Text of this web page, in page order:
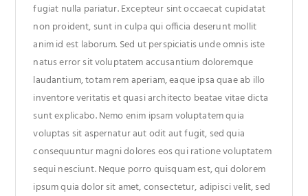
fugiat nulla pariatur. Excepteur sint occaecat cupidatat
non proident, sunt in culpa qui officia deserunt mollit
anim id est laborum. Sed ut perspiciatis unde omnis iste
natus error sit voluptatem accusantium doloremque
laudantium, totam rem aperiam, eaque ipsa quae ab illo
inventore veritatis et quasi architecto beatae vitae dicta
sunt explicabo. Nemo enim ipsam voluptatem quia
voluptas sit aspernatur aut odit aut fugit, sed quia
consequuntur magni dolores eos qui ratione voluptatem
sequi nesciunt. Neque porro quisquam est, qui dolorem
ipsum quia dolor sit amet, consectetur, adipisci velit, sed